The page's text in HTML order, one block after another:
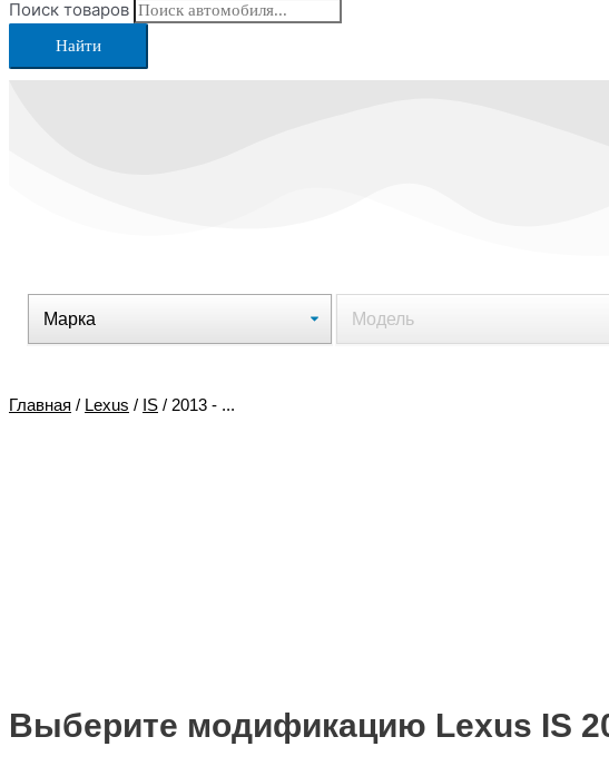
Поиск товаров
Найти
Главная / Lexus / IS / 2013 - ...
Выберите модификацию Lexus IS